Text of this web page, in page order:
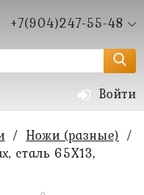
+7(904)247-55-48
Войти
/ Ножи (разные) /
сталь 65Х13,